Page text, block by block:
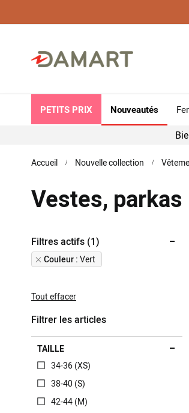
PETITS PRIX Nouveautés
Accueil Nouvelle collection
Vestes, parkas
Filtres actifs (1)
Couleur Vert
Remove
This
Tout effacer
Filtrer les articles
TAILLE
34-36 (XS)
38-40 (S)
42-44 (M)